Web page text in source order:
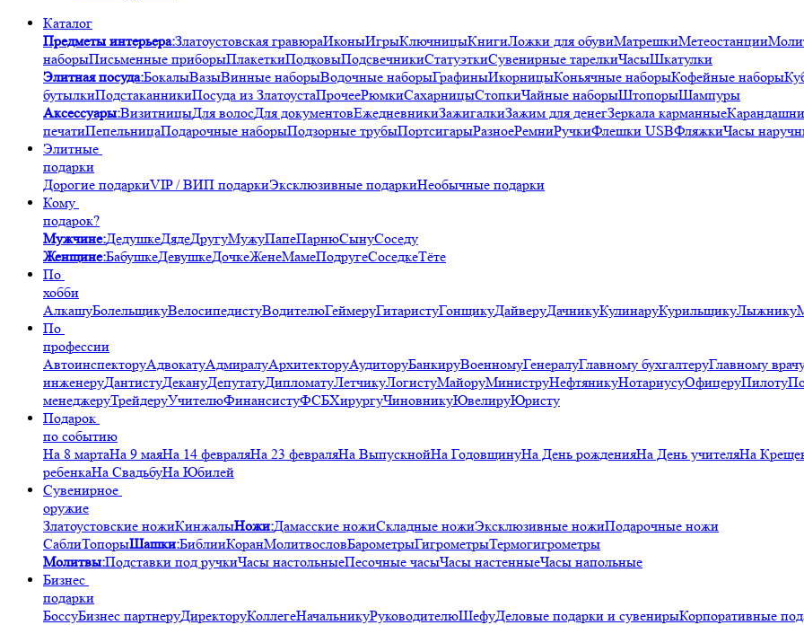
Каталог
Предметы интерьера:Златоустовская гравюраИконыИгрыКлючницыКнигиЛожки для обувиМатрешкиМетеостанции
наборыПисьменные приборыПлакеткиПодковыПодсвечникиСтатуэткиСувенирные тарелкиЧасыШкатулки
Элитная посуда:БокалыВазыВинные наборыВодочные наборыГрафиныИкорницыКоньячные наборыКофейные наборы
бутылкиПодстаканникиПосуда из ЗлатоустаПрочееРюмкиСахарницыСтопкиЧайные наборыШтопорыШампуры
Аксессуары:ВизитницыДля волосДля документовЕжедневникиЗажигалкиЗажим для денегЗеркала карманные
печатиПепельницаПодарочные наборыПодзорные трубыПортсигарыРазноеРемниРучкиФлешки USBФляжкиЧасы
Элитные
подарки
Дорогие подаркиVIP / ВИП подаркиЭксклюзивные подаркиНеобычные подарки
Кому
подарок?
Мужчине:ДедушкеДядеДругуМужуПапеПарнюСынуСоседу
Женщине:БабушкеДевушкеДочкеЖенеМамеПодругеСоседкеТёте
По
хобби
АлкашуБолельщикуВелосипедистуВодителюГеймеруГитаристуГонщикуДайверуДачникуКулинаруКурильщикуЛыжнику
По
профессии
АвтоинспекторуАдвокатуАдмиралуАрхитекторуАудиторуБанкируВоенномуГенералуГлавному бухгалтеруГлавному
инженеруДантистуДекануДепутатуДипломатуЛетчикуЛогистуМайоруМиниструНефтяникуНотариусуОфицеруПилоту
менеджеруТрейдеруУчителюФинансистуФСБХирургуЧиновникуЮвелируЮристу
Подарок
по событию
На 8 мартаНа 9 маяНа 14 февраляНа 23 февраляНа ВыпускнойНа ГодовщинуНа День рожденияНа День учителяНа
ребенкаНа СвадьбуНа Юбилей
Сувенирное
оружие
Златоустовские ножиКинжалыНожи:Дамасские ножиСкладные ножиЭксклюзивные ножиПодарочные ножи
СаблиТопорыШашки:БиблииКоранМолитвословБарометрыГигрометрыТермогигрометры
Молитвы:Подставки под ручкиЧасы настольныеПесочные часыЧасы настенныеЧасы напольные
Бизнес
подарки
БоссуБизнес партнеруДиректоруКоллегеНачальникуРуководителюШефуДеловые подарки и сувенирыКорпоративные